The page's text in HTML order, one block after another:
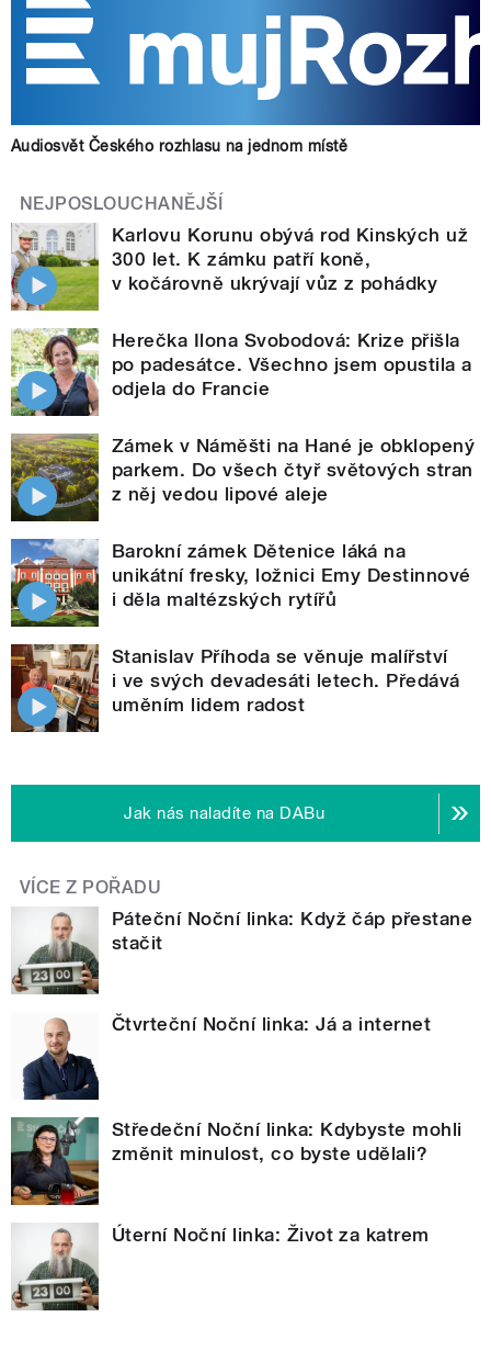
Audiosvět Českého rozhlasu na jednom místě
NEJPOSLOUCHANĚJŠÍ
Karlovu Korunu obývá rod Kinských už
300 let. K zámku patří koně,
v kočárovně ukrývají vůz z pohádky
Herečka Ilona Svobodová: Krize přišla
po padesátce. Všechno jsem opustila a
odjela do Francie
Zámek v Náměšti na Hané je obklopený
parkem. Do všech čtyř světových stran
z něj vedou lipové aleje
Barokní zámek Dětenice láká na
unikátní fresky, ložnici Emy Destinnové
i děla maltézských rytířů
Stanislav Příhoda se věnuje malířství
i ve svých devadesáti letech. Předává
uměním lidem radost
Jak nás naladíte na DABu
VÍCE Z POŘADU
Páteční Noční linka: Když čáp přestane
stačit
Čtvrteční Noční linka: Já a internet
Středeční Noční linka: Kdybyste mohli
změnit minulost, co byste udělali?
Úterní Noční linka: Život za katrem